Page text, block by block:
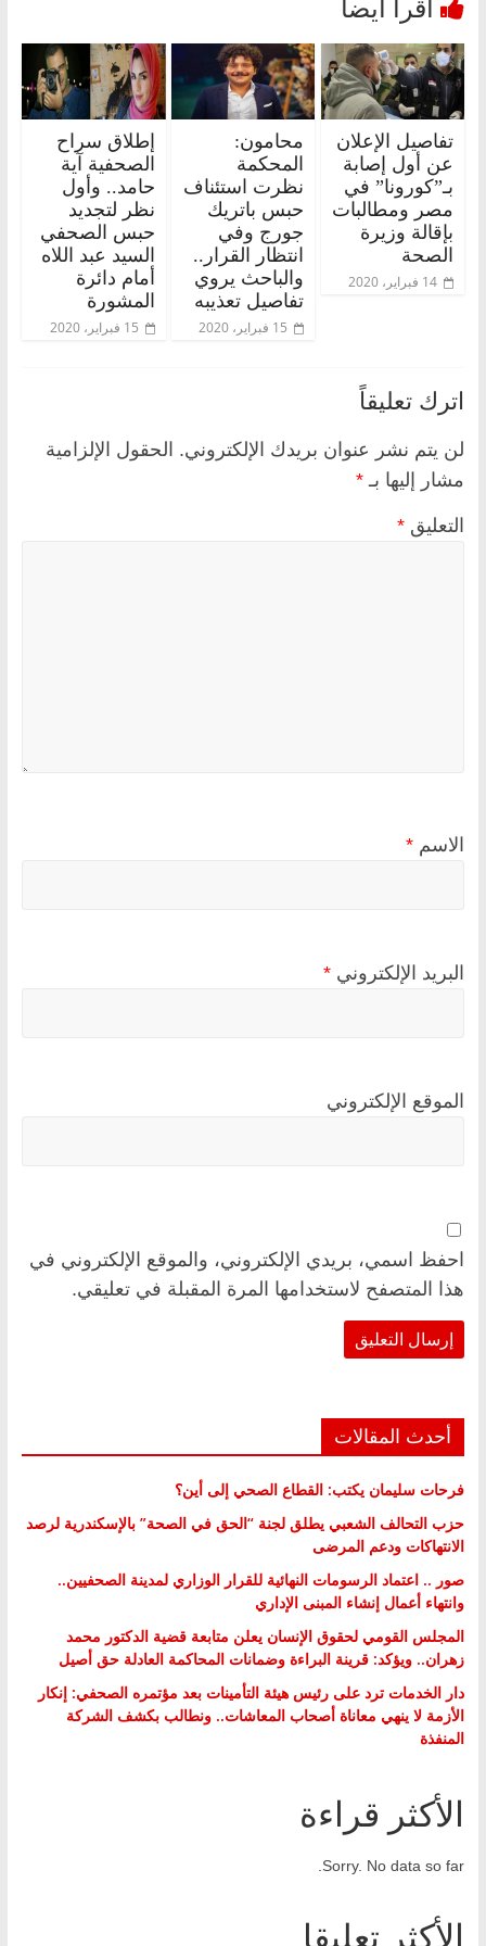
تفاصيل الإعلان
عن أول إصابة
بـ”كورونا” في
مصر ومطالبات
بإقالة وزيرة
الصحة
14 فبراير، 2020
محامون:
المحكمة
نظرت استئناف
حبس باتريك
جورج وفي
انتظار القرار..
والباحث يروي
تفاصيل تعذيبه
15 فبراير، 2020
إطلاق سراح
الصحفية آية
حامد.. وأول
نظر لتجديد
حبس الصحفي
السيد عبد اللاه
أمام دائرة
المشورة
15 فبراير، 2020
اترك تعليقاً
لن يتم نشر عنوان بريدك الإلكتروني. الحقول الإلزامية
مشار إليها بـ *
التعليق *
الاسم *
البريد الإلكتروني *
الموقع الإلكتروني
احفظ اسمي، بريدي الإلكتروني، والموقع الإلكتروني في
هذا المتصفح لاستخدامها المرة المقبلة في تعليقي.
أحدث المقالات
فرحات سليمان يكتب: القطاع الصحي إلى أين؟
حزب التحالف الشعبي يطلق لجنة “الحق في الصحة” بالإسكندرية لرصد
الانتهاكات ودعم المرضى
صور .. اعتماد الرسومات النهائية للقرار الوزاري لمدينة الصحفيين..
وانتهاء أعمال إنشاء المبنى الإداري
المجلس القومي لحقوق الإنسان يعلن متابعة قضية الدكتور محمد
زهران.. ويؤكد: قرينة البراءة وضمانات المحاكمة العادلة حق أصيل
دار الخدمات ترد على رئيس هيئة التأمينات بعد مؤتمره الصحفي: إنكار
الأزمة لا ينهي معاناة أصحاب المعاشات.. ونطالب بكشف الشركة
المنفذة
الأكثر قراءة
Sorry. No data so far.
الأكثر تعليقا